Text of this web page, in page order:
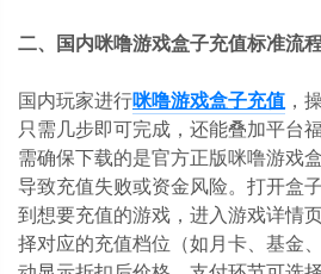
二、国内咪噜游戏盒子充值标准流
国内玩家进行咪噜游戏盒子充值 ，
只需几步即可完成，还能叠加平台
需确保下载的是官方正版咪噜游戏
导致充值失败或资金风险。打开盒
到想要充值的游戏，进入游戏详情
择对应的充值档位（如月卡、基金